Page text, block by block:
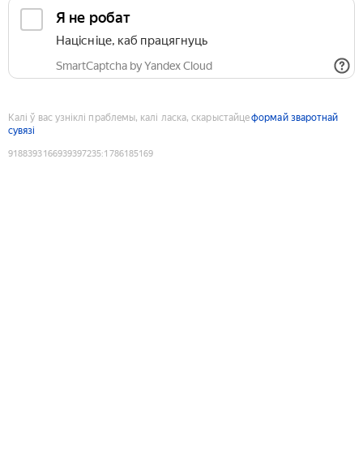
Я не робат
Націсніце, каб працягнуць
SmartCaptcha by Yandex Cloud
Калі ў вас узніклі праблемы, калі ласка, скарыстайцеформай зваротнай
сувязі
9188393166939397235:1786185169